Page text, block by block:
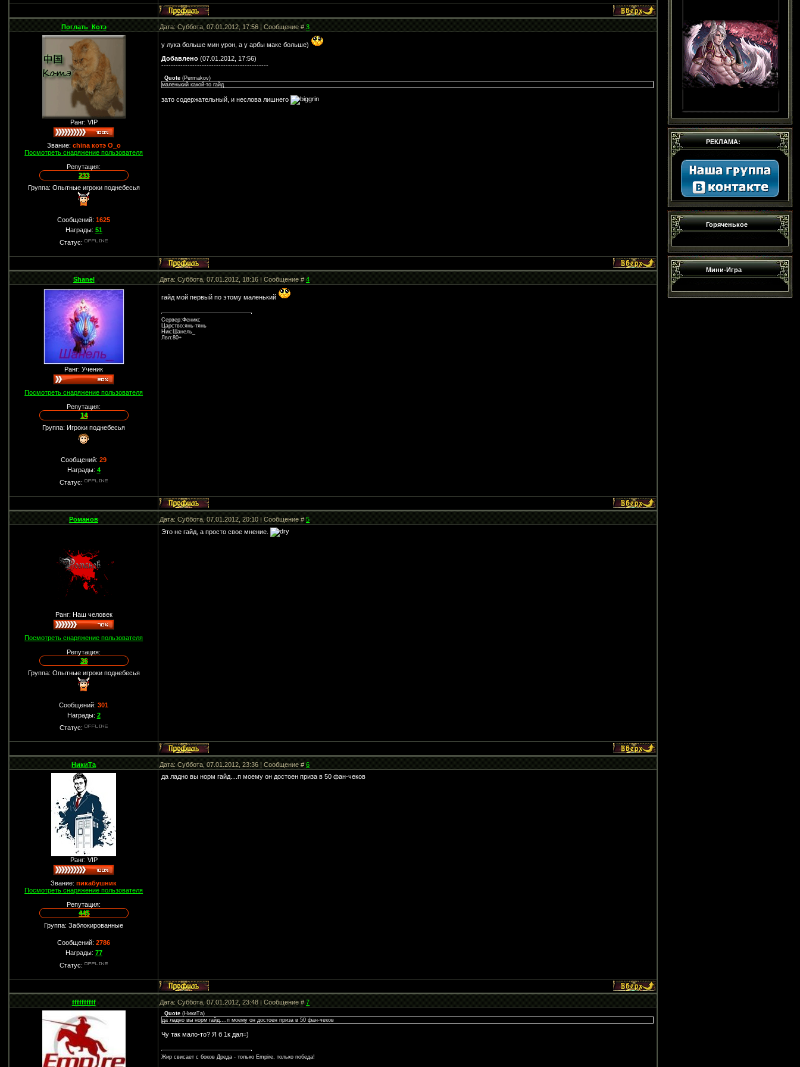
Поглать_Котэ Дата: Суббота, 07.01.2012, 17:56 | Сообщение #3
Ранг: VIP
Звание: china котэ О_о
Посмотреть снаряжение пользователя
Репутация:
233
Группа: Опытные игроки поднебесья
Сообщений:1625
Награды: 51
Статус:
у лука больше мин урон, а у арбы макс больше)
Добавлено (07.01.2012, 17:56)
---------------------------------------------
Quote (Permakov)
маленький какой-то гайд
зато содержательный, и неслова лишнего
Shanel Дата: Суббота, 07.01.2012, 18:16 | Сообщение #4
Ранг: Ученик
Посмотреть снаряжение пользователя
Репутация:
14
Группа: Игроки поднебесья
Сообщений:29
Награды: 4
Статус:
гайд мой первый по этому маленький
Сервер:Феникс
Царство:янь-тянь
Ник:Шанель_
Лвл:80+
Романов Дата: Суббота, 07.01.2012, 20:10 | Сообщение #5
Ранг: Наш человек
Посмотреть снаряжение пользователя
Репутация:
36
Группа: Опытные игроки поднебесья
Сообщений:301
Награды: 2
Статус:
Это не гайд, а просто свое мнение.
НикиТа Дата: Суббота, 07.01.2012, 23:36 | Сообщение #6
Ранг: VIP
Звание:пикабушник
Посмотреть снаряжение пользователя
Репутация:
445
Группа: Заблокированные
Сообщений:2786
Награды: 77
Статус:
да ладно вы норм гайд....п моему он достоен приза в 50 фан-чеков
ffffffffff Дата: Суббота, 07.01.2012, 23:48 | Сообщение #7
Quote (НикиТа)
да ладно вы норм гайд....п моему он достоен приза в 50 фан-чеков
Чу так мало-то? Я б 1к дал=)
Жир свисает с боков Дреда - только Empire, только победа!
РЕКЛАМА:
Горяченькое
Мини-Игра